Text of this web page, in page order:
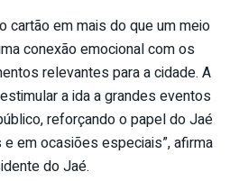
cartão em mais do que um meio
conexão emocional com os
relevantes para a cidade. A
a ida a grandes eventos
reforçando o papel do Jaé
em ocasiões especiais”, afirma
do Jaé.